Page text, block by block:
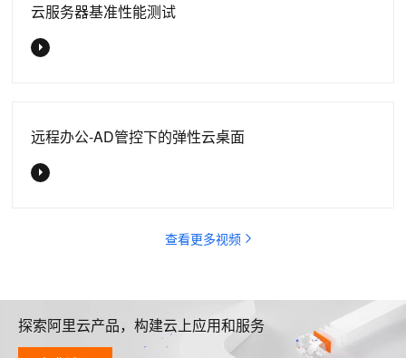
云服务器基准性能测试
远程办公-AD管控下的弹性云桌面
查看更多视频
探索阿里云产品，构建云上应用和服务